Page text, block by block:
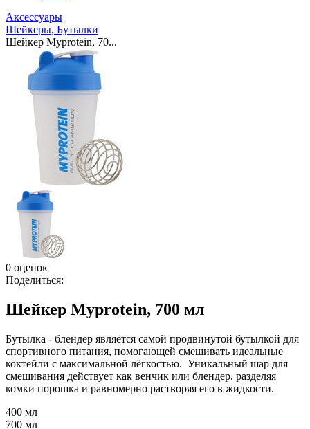
Аксессуары
Шейкеры, Бутылки
Шейкер Myprotein, 70...
0 оценок
Поделиться:
Шейкер Myprotein, 700 мл
Бутылка - блендер является самой продвинутой бутылкой для
спортивного питания, помогающей смешивать идеальные
коктейли с максимальной лёгкостью. Уникальный шар для
смешивания действует как венчик или блендер, разделяя
комки порошка и равномерно растворяя его в жидкости.
400 мл
700 мл